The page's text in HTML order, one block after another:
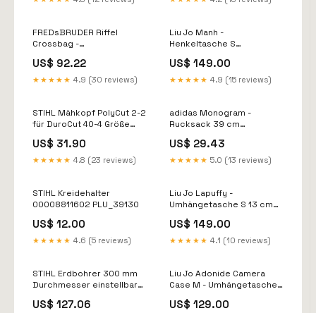
FREDsBRUDER Riffel
Crossbag -
(barolo red) Mountain
Hiking
US$ 92.22
★★★★★ 4.9 (30 reviews)
Liu Jo Manh -
Henkeltasche S
Penelope
US$ 149.00
★★★★★ 4.9 (15 reviews)
STIHL Mähkopf PolyCut 2-2
für DuroCut 40-4 Größe
US$ 31.90
★★★★★ 4.8 (23 reviews)
adidas Monogram -
Rucksack 39 cm
US$ 29.43
★★★★★ 5.0 (13 reviews)
STIHL Kreidehalter
00008811602 PLU_39130
US$ 12.00
★★★★★ 4.6 (5 reviews)
Liu Jo Lapuffy -
Umhängetasche S 13 cm
US$ 149.00
★★★★★ 4.1 (10 reviews)
STIHL Erdbohrer 300 mm
Durchmesser einstellbar
US$ 127.06
Liu Jo Adonide Camera
Case M - Umhängetasche
US$ 129.00